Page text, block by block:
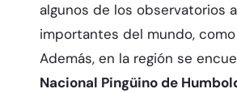
algunos de los observatorios
importantes del mundo, como
Además, en la región se
Nacional Pingüino de